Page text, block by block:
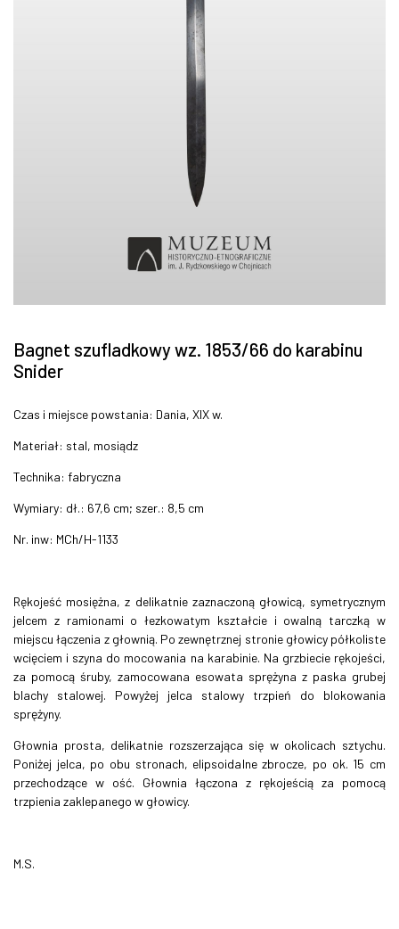
Bagnet szufladkowy wz. 1853/66 do karabinu
Snider
Czas i miejsce powstania: Dania, XIX w.
Materiał: stal, mosiądz
Technika: fabryczna
Wymiary: dł.: 67,6 cm; szer.: 8,5 cm
Nr. inw: MCh/H-1133
Rękojeść mosiężna, z delikatnie zaznaczoną głowicą, symetrycznym
jelcem z ramionami o łezkowatym kształcie i owalną tarczką w
miejscu łączenia z głownią. Po zewnętrznej stronie głowicy półkoliste
wcięciem i szyna do mocowania na karabinie. Na grzbiecie rękojeści,
za pomocą śruby, zamocowana esowata sprężyna z paska grubej
blachy stalowej. Powyżej jelca stalowy trzpień do blokowania
sprężyny.
Głownia prosta, delikatnie rozszerzająca się w okolicach sztychu.
Poniżej jelca, po obu stronach, elipsoidalne zbrocze, po ok. 15 cm
przechodzące w ość. Głownia łączona z rękojeścią za pomocą
trzpienia zaklepanego w głowicy.
M.S.